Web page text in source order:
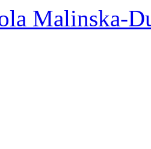
Malinska-